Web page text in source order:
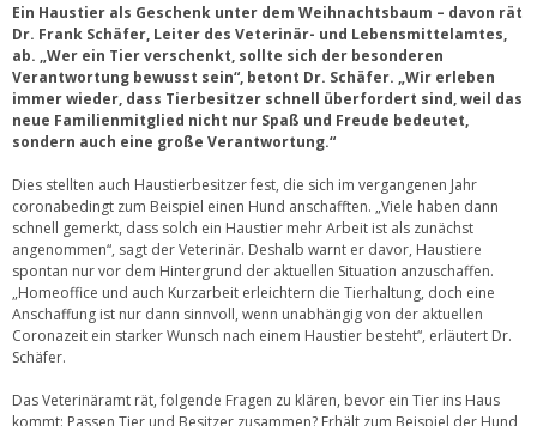
Ein Haustier als Geschenk unter dem Weihnachtsbaum – davon rät
Dr. Frank Schäfer, Leiter des Veterinär- und Lebensmittelamtes,
ab. „Wer ein Tier verschenkt, sollte sich der besonderen
Verantwortung bewusst sein“, betont Dr. Schäfer. „Wir erleben
immer wieder, dass Tierbesitzer schnell überfordert sind, weil das
neue Familienmitglied nicht nur Spaß und Freude bedeutet,
sondern auch eine große Verantwortung.“
Dies stellten auch Haustierbesitzer fest, die sich im vergangenen Jahr
coronabedingt zum Beispiel einen Hund anschafften. „Viele haben dann
schnell gemerkt, dass solch ein Haustier mehr Arbeit ist als zunächst
angenommen“, sagt der Veterinär. Deshalb warnt er davor, Haustiere
spontan nur vor dem Hintergrund der aktuellen Situation anzuschaffen.
„Homeoffice und auch Kurzarbeit erleichtern die Tierhaltung, doch eine
Anschaffung ist nur dann sinnvoll, wenn unabhängig von der aktuellen
Coronazeit ein starker Wunsch nach einem Haustier besteht“, erläutert Dr.
Schäfer.
Das Veterinäramt rät, folgende Fragen zu klären, bevor ein Tier ins Haus
kommt: Passen Tier und Besitzer zusammen? Erhält zum Beispiel der Hund